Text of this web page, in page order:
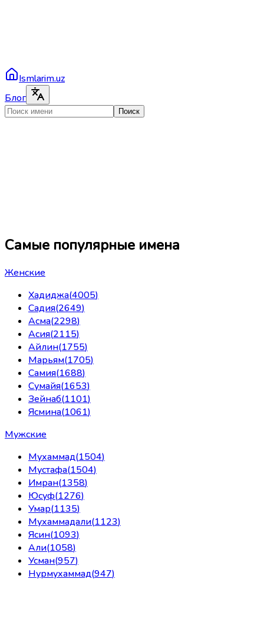
Ismlarim.uz
Блог
Поиск
Самые популярные имена
Женские
Хадиджа(4005)
Садия(2649)
Асма(2298)
Асия(2115)
Айлин(1755)
Марьям(1705)
Самия(1688)
Сумайя(1653)
Зейнаб(1101)
Ясмина(1061)
Мужские
Мухаммад(1504)
Мустафа(1504)
Имран(1358)
Юсуф(1276)
Умар(1135)
Мухаммадали(1123)
Ясин(1093)
Али(1058)
Усман(957)
Нурмухаммад(947)